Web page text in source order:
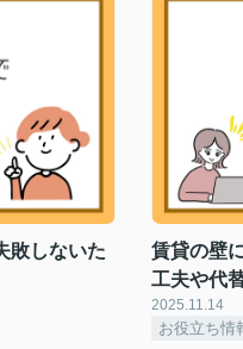
敗しないた
賃貸の壁
工夫や代
2025.11.14
お役立ち情